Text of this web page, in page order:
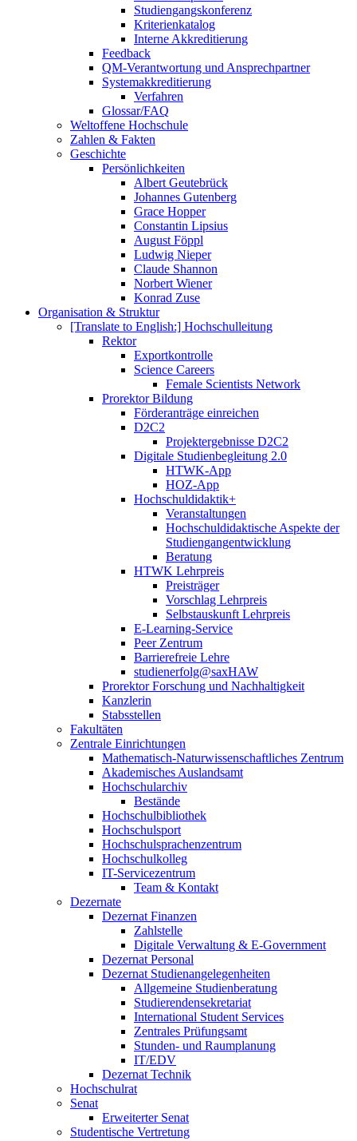
Studiengangskonferenz
Kriterienkatalog
Interne Akkreditierung
Feedback
QM-Verantwortung und Ansprechpartner
Systemakkreditierung
Verfahren
Glossar/FAQ
Weltoffene Hochschule
Zahlen & Fakten
Geschichte
Persönlichkeiten
Albert Geutebrück
Johannes Gutenberg
Grace Hopper
Constantin Lipsius
August Föppl
Ludwig Nieper
Claude Shannon
Norbert Wiener
Konrad Zuse
Organisation & Struktur
[Translate to English:] Hochschulleitung
Rektor
Exportkontrolle
Science Careers
Female Scientists Network
Prorektor Bildung
Förderanträge einreichen
D2C2
Projektergebnisse D2C2
Digitale Studienbegleitung 2.0
HTWK-App
HOZ-App
Hochschuldidaktik+
Veranstaltungen
Hochschuldidaktische Aspekte der
Studiengangentwicklung
Beratung
HTWK Lehrpreis
Preisträger
Vorschlag Lehrpreis
Selbstauskunft Lehrpreis
E-Learning-Service
Peer Zentrum
Barrierefreie Lehre
studienerfolg@saxHAW
Prorektor Forschung und Nachhaltigkeit
Kanzlerin
Stabsstellen
Fakultäten
Zentrale Einrichtungen
Mathematisch-Naturwissenschaftliches Zentrum
Akademisches Auslandsamt
Hochschularchiv
Bestände
Hochschulbibliothek
Hochschulsport
Hochschulsprachenzentrum
Hochschulkolleg
IT-Servicezentrum
Team & Kontakt
Dezernate
Dezernat Finanzen
Zahlstelle
Digitale Verwaltung & E-Government
Dezernat Personal
Dezernat Studienangelegenheiten
Allgemeine Studienberatung
Studierendensekretariat
International Student Services
Zentrales Prüfungsamt
Stunden- und Raumplanung
IT/EDV
Dezernat Technik
Hochschulrat
Senat
Erweiterter Senat
Studentische Vertretung